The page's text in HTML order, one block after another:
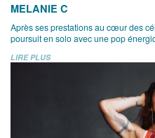
MELANIE C
Après ses prestations au cœur des
poursuit en solo avec une pop
LIRE PLUS